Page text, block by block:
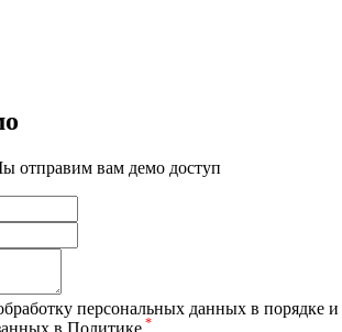
отправим вам демо доступ
персональных данных в порядке и
*